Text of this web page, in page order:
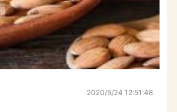
2020/5/24 12:51:48